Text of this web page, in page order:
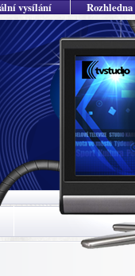
vysílání